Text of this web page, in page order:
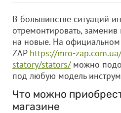
В большинстве ситуаций
отремонтировать,
на новые. На
ZAP https://mro-
statory/stators/можно
под любую модель
Что можно
магазине